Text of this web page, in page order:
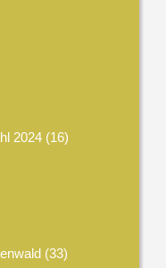
2024 (16)
(33)